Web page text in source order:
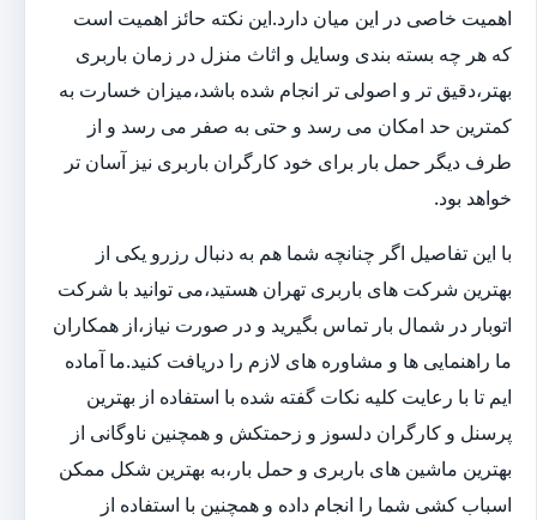
اهمیت خاصی در این میان دارد.این نکته حائز اهمیت است
که هر چه بسته بندی وسایل و اثاث منزل در زمان باربری
بهتر،دقیق تر و اصولی تر انجام شده باشد،میزان خسارت به
کمترین حد امکان می رسد و حتی به صفر می رسد و از
طرف دیگر حمل بار برای خود کارگران باربری نیز آسان تر
خواهد بود.
با این تفاصیل اگر چنانچه شما هم به دنبال رزرو یکی از
بهترین شرکت های باربری تهران هستید،می توانید با شرکت
اتوبار در شمال بار تماس بگیرید و در صورت نیاز،از همکاران
ما راهنمایی ها و مشاوره های لازم را دریافت کنید.ما آماده
ایم تا با رعایت کلیه نکات گفته شده با استفاده از بهترین
پرسنل و کارگران دلسوز و زحمتکش و همچنین ناوگانی از
بهترین ماشین های باربری و حمل بار،به بهترین شکل ممکن
اسباب کشی شما را انجام داده و همچنین با استفاده از